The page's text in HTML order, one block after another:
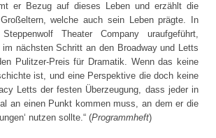
er Bezug auf dieses Leben und erzählt die
welche auch sein Leben prägte. In
Theater Company uraufgeführt,
nächsten Schritt an den Broadway und Letts
Pulitzer-Preis für Dramatik. Wenn das keine
ist, und eine Perspektive die doch keine
Letts der festen Überzeugung, dass jeder in
an einen Punkt kommen muss, an dem er die
nutzen sollte.“ (Programmheft)